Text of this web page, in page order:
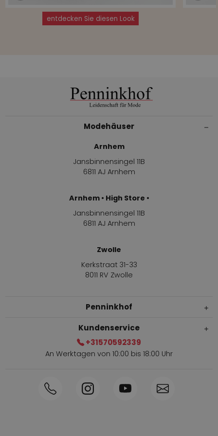
entdecken Sie diesen Look
Modehäuser
Arnhem
Jansbinnensingel 11B
6811 AJ Arnhem
Arnhem • High Store •
Jansbinnensingel 11B
6811 AJ Arnhem
Zwolle
Kerkstraat 31-33
8011 RV Zwolle
Penninkhof
Kundenservice
+31570592339
An Werktagen von 10:00 bis 18:00 Uhr